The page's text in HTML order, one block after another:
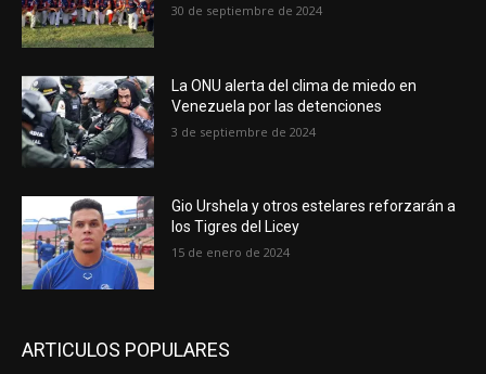
30 de septiembre de 2024
La ONU alerta del clima de miedo en
Venezuela por las detenciones
3 de septiembre de 2024
Gio Urshela y otros estelares reforzarán a
los Tigres del Licey
15 de enero de 2024
ARTICULOS POPULARES